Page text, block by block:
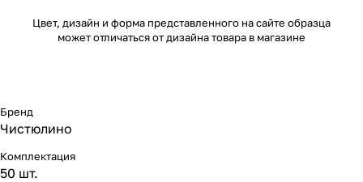
Цвет, дизайн и форма представленного на сайте образца
может отличаться от дизайна товара в магазине
Бренд
Чистюлино
Комплектация
50 шт.